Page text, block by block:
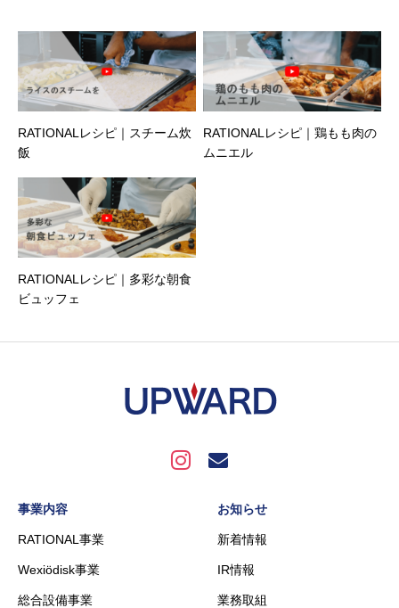
RATIONALレシピ｜スチーム炊
飯
RATIONALレシピ｜鶏もも肉の
ムニエル
RATIONALレシピ｜多彩な朝食
ビュッフェ
事業内容
RATIONAL事業
Wexiödisk事業
総合設備事業
お知らせ
新着情報
IR情報
業務取組